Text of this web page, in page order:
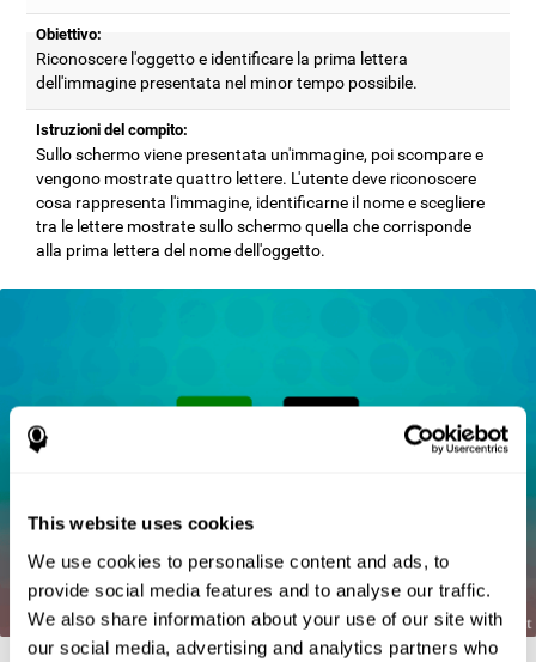
This website uses cookies
We use cookies to personalise content and ads, to
provide social media features and to analyse our traffic.
We also share information about your use of our site with
our social media, advertising and analytics partners who
Obiettivo:
Riconoscere l'oggetto e identificare la prima lettera
dell'immagine presentata nel minor tempo possibile.
Istruzioni del compito:
Sullo schermo viene presentata un'immagine, poi scompare e
vengono mostrate quattro lettere. L'utente deve riconoscere
cosa rappresenta l'immagine, identificarne il nome e scegliere
tra le lettere mostrate sullo schermo quella che corrisponde
alla prima lettera del nome dell'oggetto.